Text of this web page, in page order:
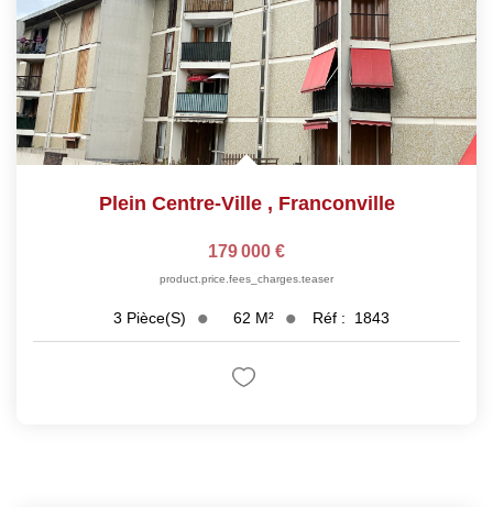
Plein Centre-Ville , Franconville
179 000 €
product.price.fees_charges.teaser
3 Pièce(s) 62 M² Réf : 1843